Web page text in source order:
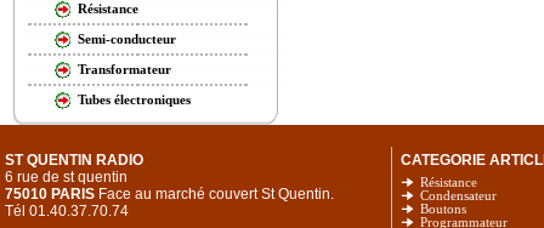
Résistance
Semi-conducteur
Transformateur
Tubes électroniques
ST QUENTIN RADIO
6 rue de st quentin
75010 PARIS Face au marché couvert St Quentin.
Tél 01.40.37.70.74
CATEGORIE
Résistance
Condensateur
Boutons
Programmateur